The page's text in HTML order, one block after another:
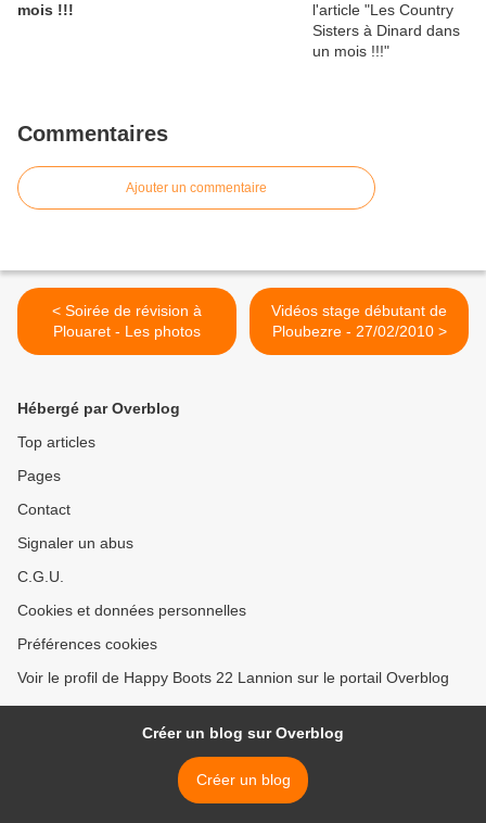
mois !!!
Commentaires
Ajouter un commentaire
< Soirée de révision à
Plouaret - Les photos
Vidéos stage débutant de
Ploubezre - 27/02/2010 >
Hébergé par Overblog
Top articles
Pages
Contact
Signaler un abus
C.G.U.
Cookies et données personnelles
Préférences cookies
Voir le profil de Happy Boots 22 Lannion sur le portail Overblog
Créer un blog sur Overblog
Créer un blog